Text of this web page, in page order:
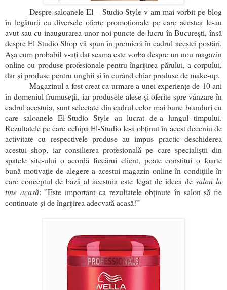
Despre saloanele El – Studio Style v-am mai vorbit pe blog
în legătură cu diversele oferte promoționale pe care acestea le-au
avut sau cu inaugurarea unor noi puncte de lucru în București, însă
despre El Studio Shop vă spun în premieră în cadrul acestei postări.
Așa cum probabil v-ați dat seama este vorba despre un nou magazin
online cu produse profesionale pentru îngrijirea părului, a corpului,
dar și produse pentru unghii și în curând chiar produse de make-up.
Magazinul a fost creat ca urmare a unei experiențe de 10 ani
în domeniul frumuseții, iar produsele alese și oferite spre vânzare în
cadrul acestuia, sunt selectate din cadrul celor mai bune branduri cu
care saloanele El-Studio Style au lucrat de-a lungul timpului.
Rezultatele pe care echipa El-Studio le-a obținut în acest deceniu de
activitate cu respectivele produse au impus practic deschiderea
acestui shop, iar consilierea profesională pe care specialiștii din
spatele site-ului o acordă fiecărui client, poate constitui o foarte
bună motivație de alegere a acestui magazin online în condițiile în
care conceptul de bază al acestuia este legat de ideea de salon la
tine acasă: ”Este important ca rezultatele obținute în salon să fie
continuate și de îngrijirea adecvată acasă!”